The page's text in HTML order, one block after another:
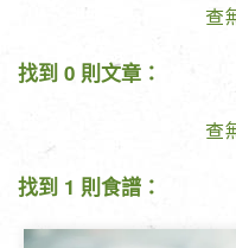
查
找到 0 則文章：
查
找到 1 則食譜：